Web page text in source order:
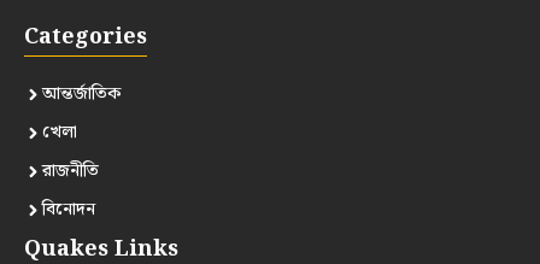
Categories
আন্তর্জাতিক
খেলা
রাজনীতি
বিনোদন
Quakes Links